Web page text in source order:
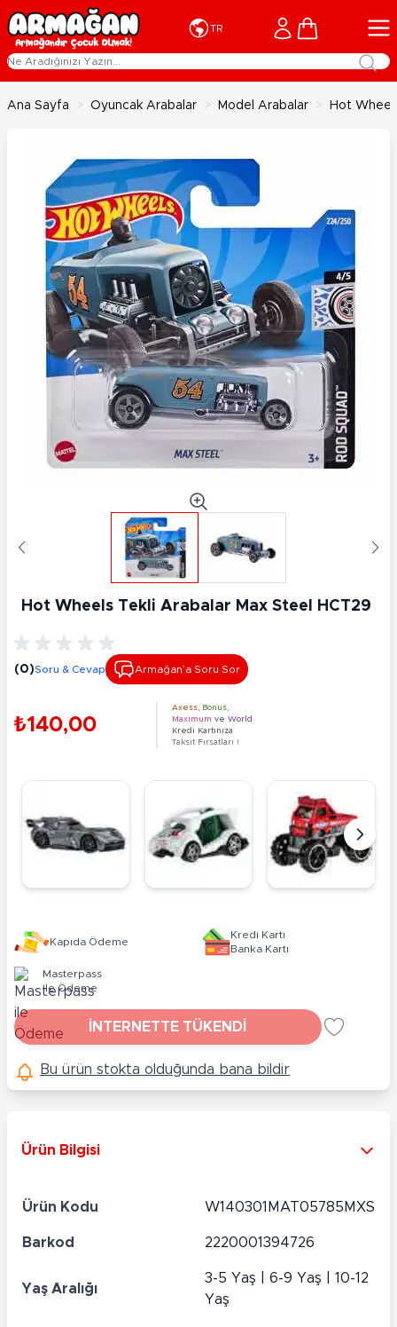
İçeriğe geç
TR Cart
Ana Sayfa > Oyuncak Arabalar > Model Arabalar > Hot
Hot Wheels Tekli Arabalar Max Steel HCT29
(0)Soru & Cevap Armağan’a Soru Sor
₺140,00
Axess Bonus
Maximum ve World
Kredi Kartınıza
Taksit Fırsatları !
Kapıda Ödeme
Kredi Kartı
Banka Kartı
Masterpass
ile Ödeme
İNTERNETTE TÜKENDİ
Bu ürün stokta olduğunda bana bildir
Ürün Bilgisi
Ürün Kodu W140301MAT05785MXS
Barkod 2220001394726
Yaş Aralığı
3-5 Yaş | 6-9 Yaş | 10-12
Yaş